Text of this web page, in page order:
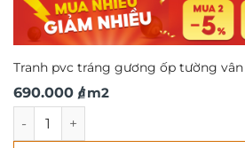
Tranh pvc tráng gương ốp tường vân
690.000 ₫
/ m2
Tranh pvc tráng gương ốp tường